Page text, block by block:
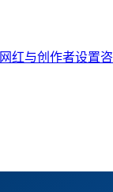
网红与创作者设置咨